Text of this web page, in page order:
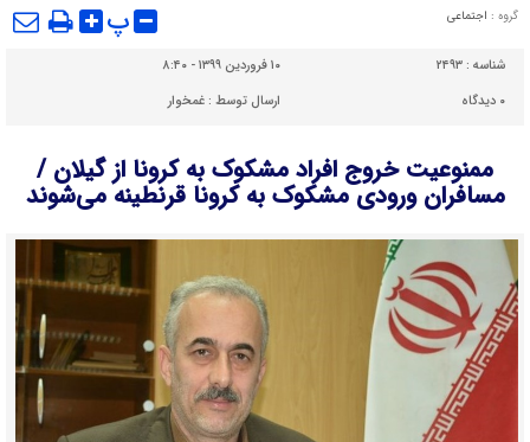
گروه : اجتماعی پ
شناسه : ۲۴۹۳
۱۰ فروردین ۱۳۹۹ - ۸:۴۰
۰ دیدگاه ارسال توسط :غمخوار
ممنوعیت خروج افراد مشکوک به کرونا از گیلان /
مسافران ورودی ‌مشکوک به کرونا قرنطینه می‌شوند